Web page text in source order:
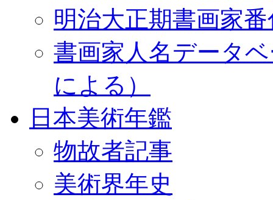
明治大正期書画家
書画家人名データ
による）
日本美術年鑑
物故者記事
美術界年史